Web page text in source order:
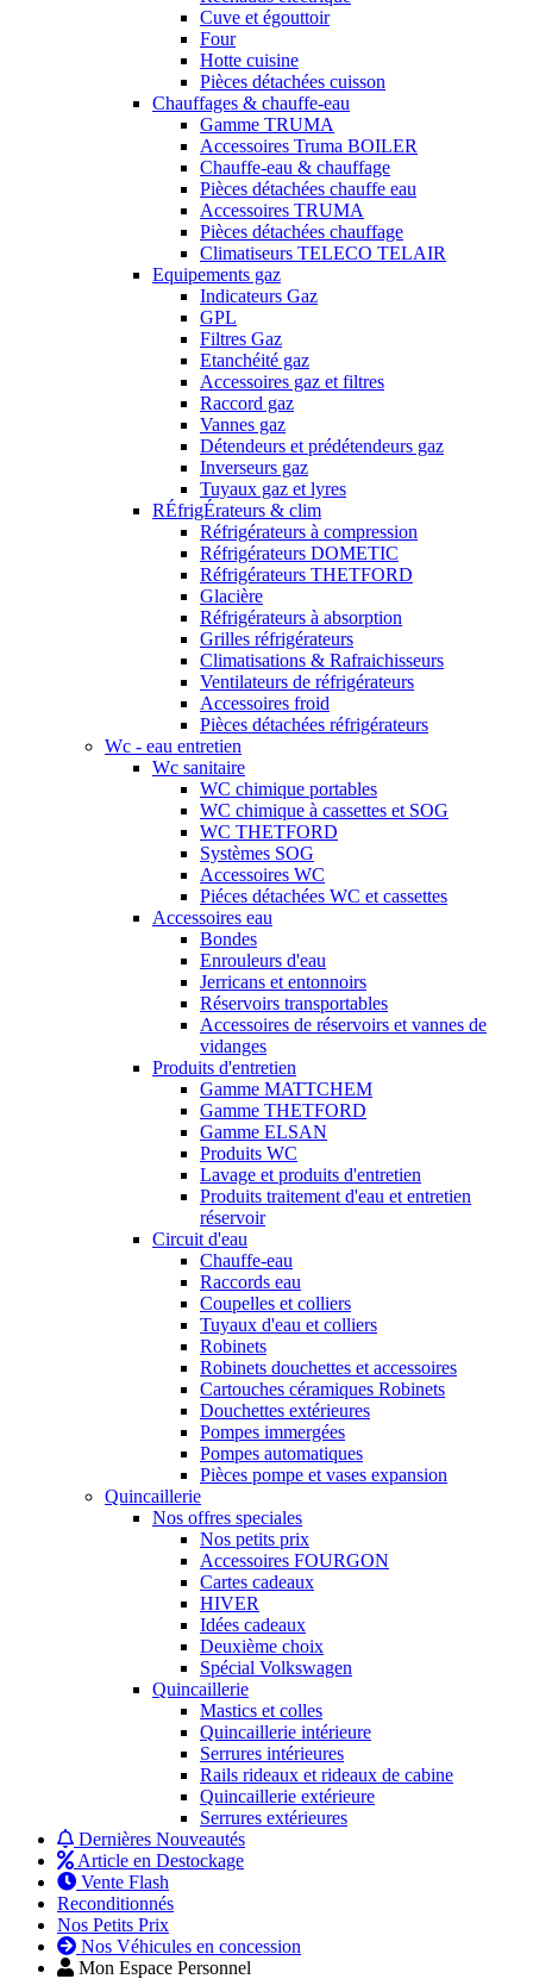
Cuve et égouttoir
Four
Hotte cuisine
Pièces détachées cuisson
Chauffages & chauffe-eau
Gamme TRUMA
Accessoires Truma BOILER
Chauffe-eau & chauffage
Pièces détachées chauffe eau
Accessoires TRUMA
Pièces détachées chauffage
Climatiseurs TELECO TELAIR
Equipements gaz
Indicateurs Gaz
GPL
Filtres Gaz
Etanchéité gaz
Accessoires gaz et filtres
Raccord gaz
Vannes gaz
Détendeurs et prédétendeurs gaz
Inverseurs gaz
Tuyaux gaz et lyres
RÉfrigÉrateurs & clim
Réfrigérateurs à compression
Réfrigérateurs DOMETIC
Réfrigérateurs THETFORD
Glacière
Réfrigérateurs à absorption
Grilles réfrigérateurs
Climatisations & Rafraichisseurs
Ventilateurs de réfrigérateurs
Accessoires froid
Pièces détachées réfrigérateurs
Wc - eau entretien
Wc sanitaire
WC chimique portables
WC chimique à cassettes et SOG
WC THETFORD
Systèmes SOG
Accessoires WC
Piéces détachées WC et cassettes
Accessoires eau
Bondes
Enrouleurs d'eau
Jerricans et entonnoirs
Réservoirs transportables
Accessoires de réservoirs et vannes de
vidanges
Produits d'entretien
Gamme MATTCHEM
Gamme THETFORD
Gamme ELSAN
Produits WC
Lavage et produits d'entretien
Produits traitement d'eau et entretien
réservoir
Circuit d'eau
Chauffe-eau
Raccords eau
Coupelles et colliers
Tuyaux d'eau et colliers
Robinets
Robinets douchettes et accessoires
Cartouches céramiques Robinets
Douchettes extérieures
Pompes immergées
Pompes automatiques
Pièces pompe et vases expansion
Quincaillerie
Nos offres speciales
Nos petits prix
Accessoires FOURGON
Cartes cadeaux
HIVER
Idées cadeaux
Deuxième choix
Spécial Volkswagen
Quincaillerie
Mastics et colles
Quincaillerie intérieure
Serrures intérieures
Rails rideaux et rideaux de cabine
Quincaillerie extérieure
Serrures extérieures
Dernières Nouveautés
Article en Destockage
Vente Flash
Reconditionnés
Nos Petits Prix
Nos Véhicules en concession
Mon Espace Personnel